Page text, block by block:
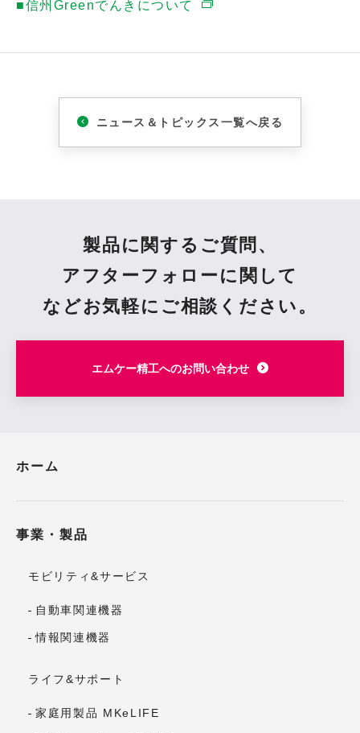
■信州Greenでんきについて
ニュース＆トピックス一覧へ戻る
製品に関するご質問、
アフターフォローに関して
などお気軽にご相談ください。
エムケー精工へのお問い合わせ
ホーム
事業・製品
モビリティ&サービス
自動車関連機器
情報関連機器
ライフ&サポート
家庭用製品 MKeLIFE